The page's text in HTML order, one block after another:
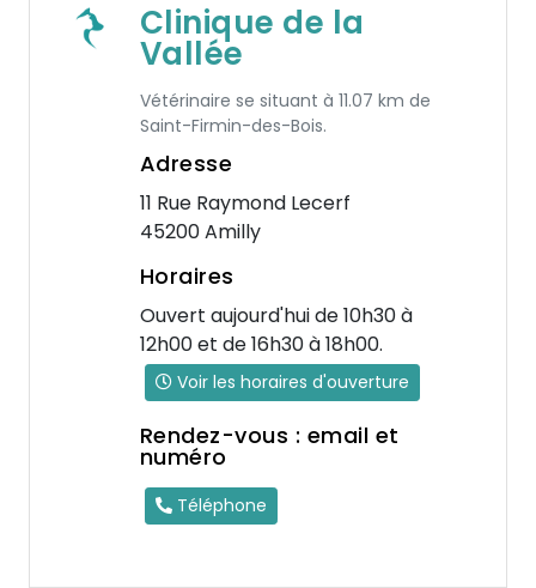
Clinique de la
Vallée
Vétérinaire se situant à 11.07 km de
Saint-Firmin-des-Bois.
Adresse
11 Rue Raymond Lecerf
45200 Amilly
Horaires
Ouvert aujourd'hui de 10h30 à
12h00 et de 16h30 à 18h00.
Voir les horaires d'ouverture
Rendez-vous : email et
numéro
Téléphone